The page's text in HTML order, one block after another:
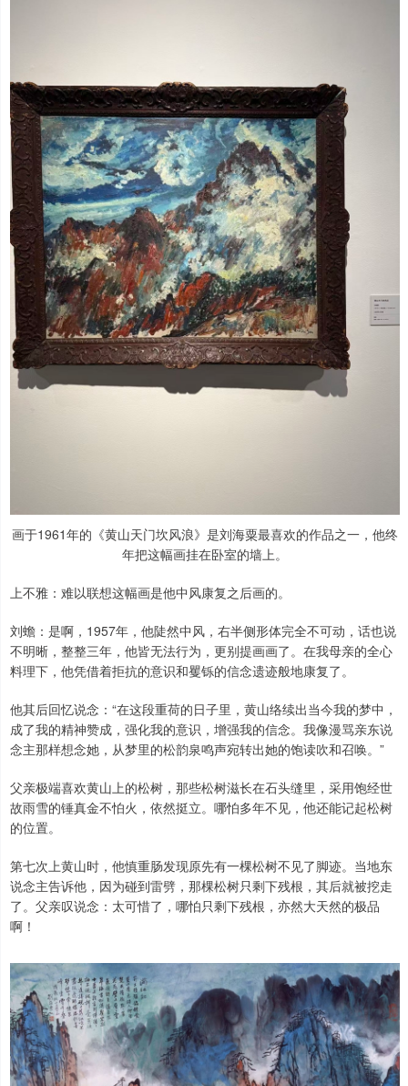
画于1961年的《黄山天门坎风浪》是刘海粟最喜欢的作品之一，他终
年把这幅画挂在卧室的墙上。
上不雅：难以联想这幅画是他中风康复之后画的。
刘蟾：是啊，1957年，他陡然中风，右半侧形体完全不可动，话也说
不明晰，整整三年，他皆无法行为，更别提画画了。在我母亲的全心
料理下，他凭借着拒抗的意识和矍铄的信念遗迹般地康复了。
他其后回忆说念：“在这段重荷的日子里，黄山络续出当今我的梦中，
成了我的精神赞成，强化我的意识，增强我的信念。我像漫骂亲东说
念主那样想念她，从梦里的松韵泉鸣声宛转出她的饱读吹和召唤。”
父亲极端喜欢黄山上的松树，那些松树滋长在石头缝里，采用饱经世
故雨雪的锤真金不怕火，依然挺立。哪怕多年不见，他还能记起松树
的位置。
第七次上黄山时，他慎重肠发现原先有一棵松树不见了脚迹。当地东
说念主告诉他，因为碰到雷劈，那棵松树只剩下残根，其后就被挖走
了。父亲叹说念：太可惜了，哪怕只剩下残根，亦然大天然的极品
啊！